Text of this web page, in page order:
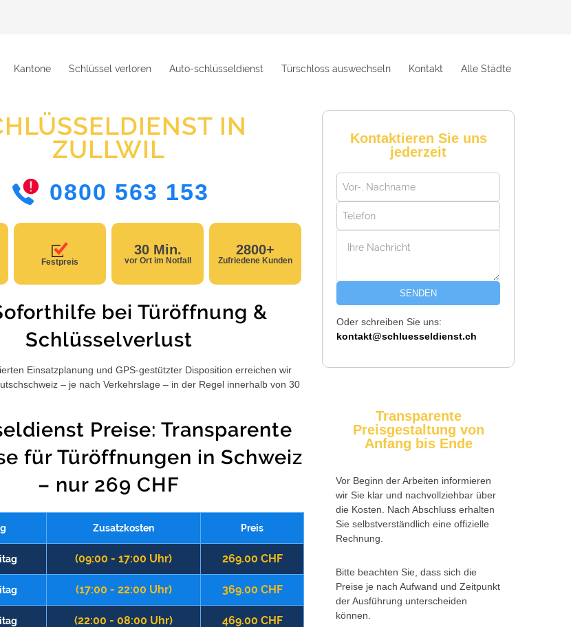
Kantone Schlüssel verloren Auto-schlüsseldienst Türschloss auswechseln Kontakt Alle Städte
IN
ZULLWIL
0800 563 153
Festpreis
30 Min.
vor Ort im Notfall
2800+
Zufriedene Kunden
bei Türöffnung &
Schlüsselverlust
Einsatzplanung und GPS-gestützter Disposition erreichen wir
– je nach Verkehrslage – in der Regel innerhalb von 30
Preise: Transparente
für Türöffnungen in Schweiz
– nur 269 CHF
Zusatzkosten Preis
(09:00 - 17:00 Uhr) 269.00 CHF
(17:00 - 22:00 Uhr) 369.00 CHF
(22:00 - 08:00 Uhr) 469.00 CHF
Wochentag Zusatzkosten
Montag - Freitag (17:00 - 22:00 Uhr)
Montag - Freitag
Kontaktieren Sie uns
jederzeit
SENDEN
Oder schreiben Sie uns:
kontakt@schluesseldienst.ch
Transparente
Preisgestaltung von
Anfang bis Ende
Vor Beginn der Arbeiten informieren
wir Sie klar und nachvollziehbar über
die Kosten. Nach Abschluss erhalten
Sie selbstverständlich eine offizielle
Rechnung.
Bitte beachten Sie, dass sich die
Preise je nach Aufwand und Zeitpunkt
der Ausführung unterscheiden
können.